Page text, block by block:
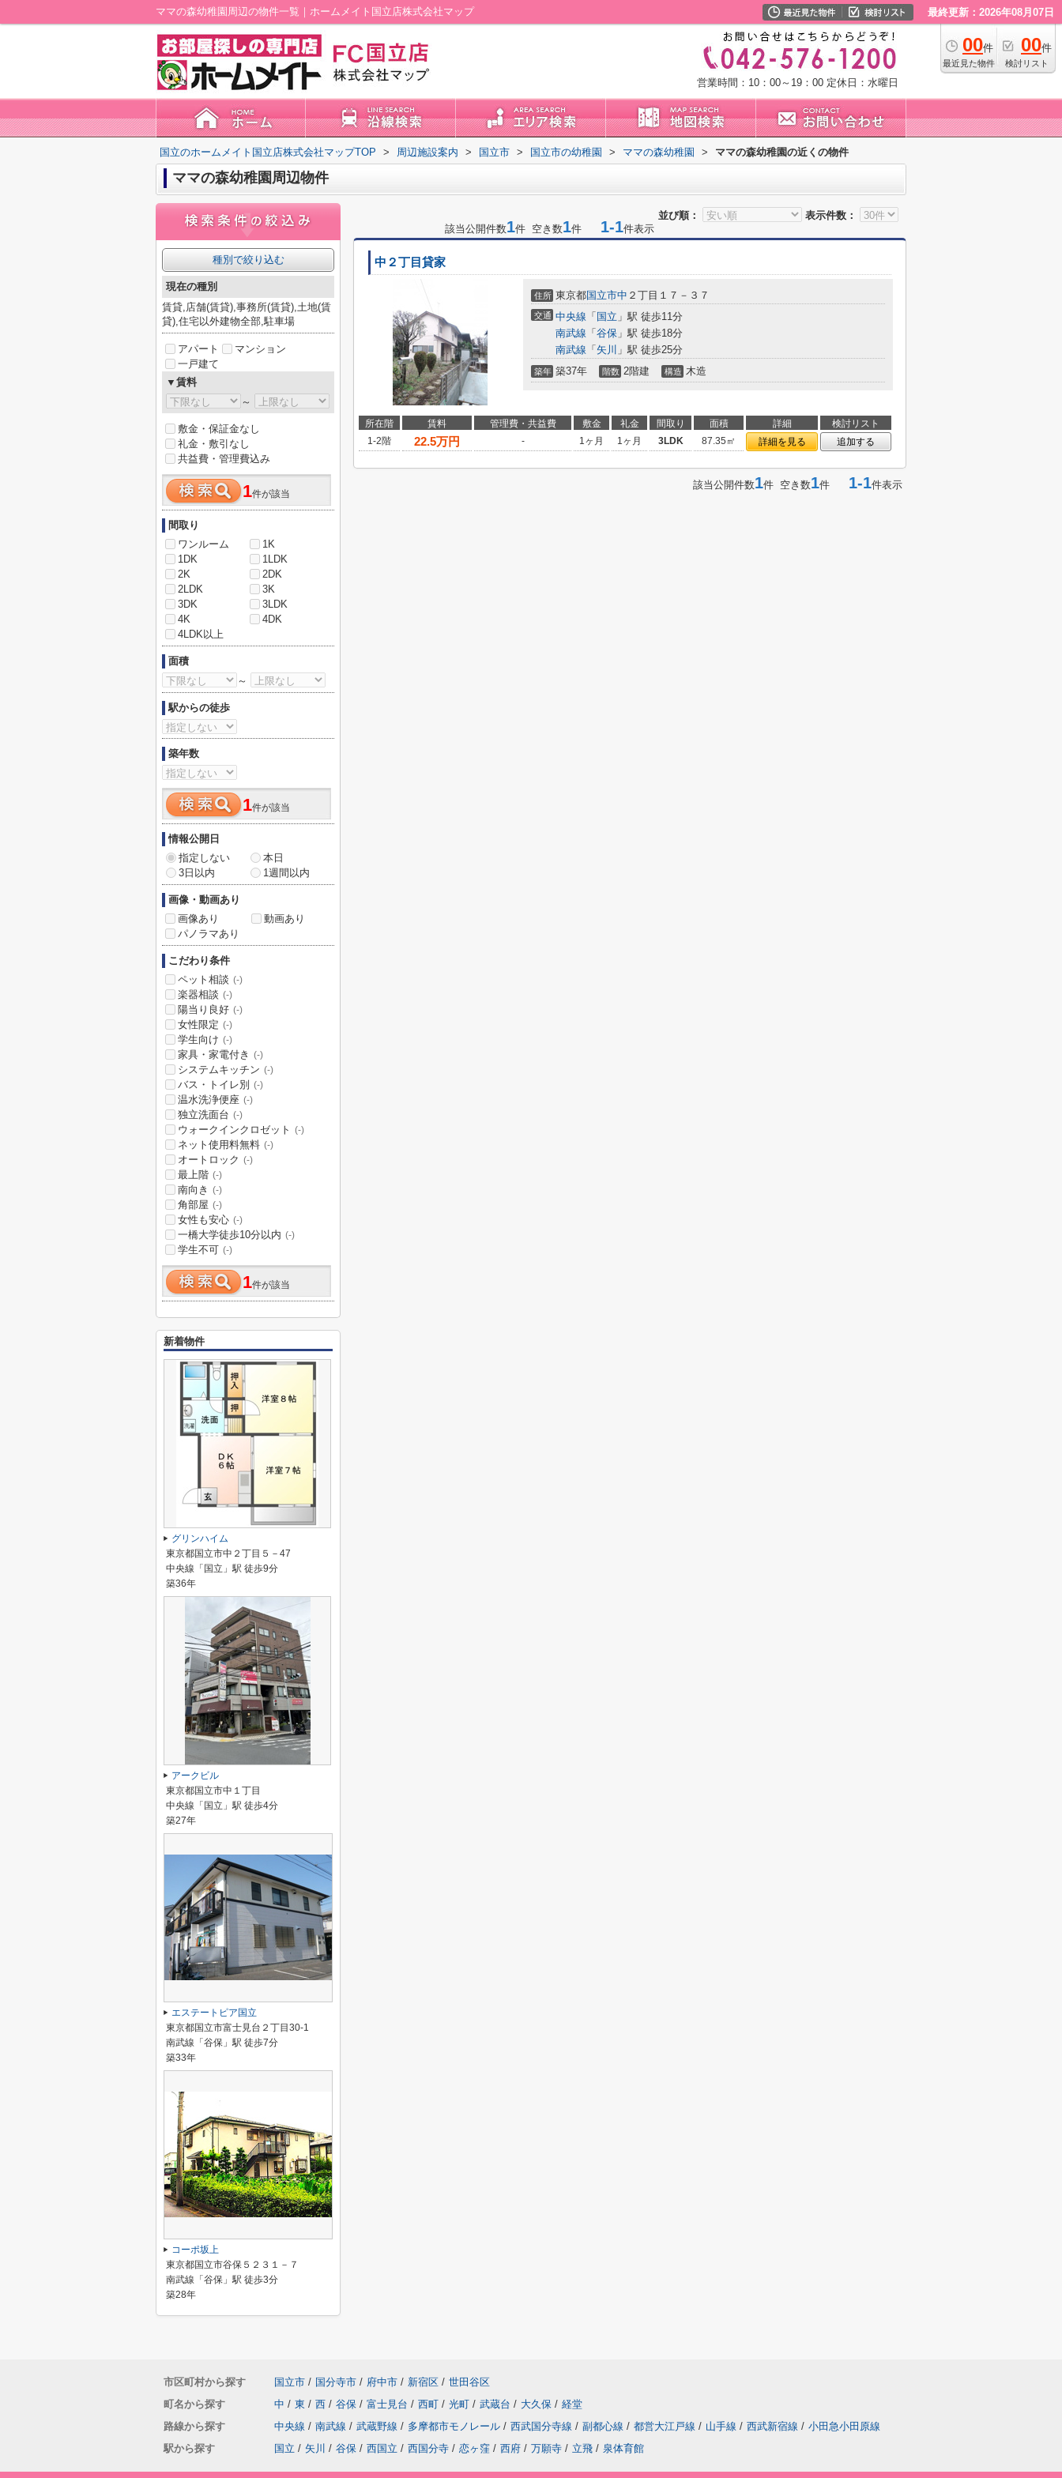
ママの森幼稚園周辺の物件一覧｜ホームメイト国立店株式会社マップ 最終更新：2026年08月07日
00件
最近見た物件
00件
検討リスト
営業時間：10：00～19：00 定休日：水曜日
国立のホームメイト国立店株式会社マップTOP > 周辺施設案内 > 国立市 > 国立市の幼稚園 > ママの森幼稚園 > ママの森幼稚園の近くの物件
ママの森幼稚園周辺物件
並び順：
表示件数：
該当公開件数1件 空き数1件 1-1件表示
中２丁目貸家
住所 東京都国立市中 ２丁目１７－３７
交通 中央線 「 国立 」駅 徒歩11分
南武線 「 谷保 」駅 徒歩18分
南武線 「 矢川 」駅 徒歩25分
築年 築37年 階数 2階建 構造 木造
所在階 賃料 管理費・共益費 敷金 礼金 間取り 面積 詳細
検討リスト
1-2階
22.5万円 - 1ヶ月 1ヶ月 3LDK 87.35㎡ 詳細を見る 追加する
該当公開件数1件 空き数1件 1-1件表示
種別で絞り込む
現在の種別
賃貸,店舗(賃貸),事務所(賃貸),土地(賃
貸),住宅以外建物全部,駐車場
アパート
マンション
一戸建て
▼賃料
～
敷金・保証金なし
礼金・敷引なし
共益費・管理費込み
1件が該当
間取り
ワンルーム
1K
1DK
1LDK
2K
2DK
2LDK
3K
3DK
3LDK
4K
4DK
4LDK以上
面積
～
駅からの徒歩
築年数
1件が該当
情報公開日
指定しない
本日
3日以内
1週間以内
画像・動画あり
画像あり
動画あり
パノラマあり
こだわり条件
ペット相談 (-)
楽器相談 (-)
陽当り良好 (-)
女性限定 (-)
学生向け (-)
家具・家電付き (-)
システムキッチン (-)
バス・トイレ別 (-)
温水洗浄便座 (-)
独立洗面台 (-)
ウォークインクロゼット (-)
ネット使用料無料 (-)
オートロック (-)
最上階 (-)
南向き (-)
角部屋 (-)
女性も安心 (-)
一橋大学徒歩10分以内 (-)
学生不可 (-)
1件が該当
新着物件
グリンハイム
東京都国立市中２丁目５－47
中央線「国立」駅 徒歩9分
築36年
アークビル
東京都国立市中１丁目
中央線「国立」駅 徒歩4分
築27年
エステートピア国立
東京都国立市富士見台２丁目30-1
南武線「谷保」駅 徒歩7分
築33年
コーポ坂上
東京都国立市谷保５２３１－７
南武線「谷保」駅 徒歩3分
築28年
市区町村から探す 国立市 / 国分寺市 / 府中市 / 新宿区 / 世田谷区
町名から探す
中 / 東 / 西 / 谷保 / 富士見台 / 西町 / 光町 / 武蔵台 / 大久保 / 経堂
路線から探す
中央線 / 南武線 / 武蔵野線 / 多摩都市モノレール / 西武国分寺線 / 副都心線 / 都営大江戸線 / 山手線 / 西武新宿線 / 小田急小田原線
駅から探す
国立 / 矢川 / 谷保 / 西国立 / 西国分寺 / 恋ヶ窪 / 西府 / 万願寺 / 立飛 / 泉体育館